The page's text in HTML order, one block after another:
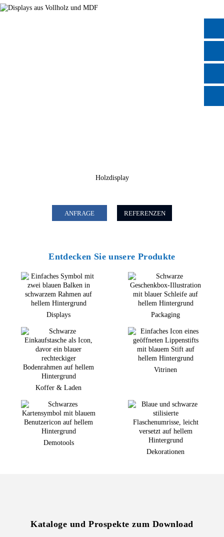
Holzdisplay
ANFRAGE REFERENZEN
Entdecken Sie unsere Produkte
Displays Packaging
Koffer & Laden
Vitrinen
Demotools
Dekorationen
Kataloge und Prospekte zum Download